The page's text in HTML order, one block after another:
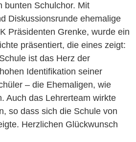
bunten Schulchor. Mit
Diskussionsrunde ehemalige
Präsidenten Grenke, wurde ein
präsentiert, die eines zeigt:
ist das Herz der
Identifikation seiner
– die Ehemaligen, wie
Auch das Lehrerteam wirkte
so dass sich die Schule von
Herzlichen Glückwunsch